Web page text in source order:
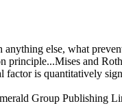
else, what
principle...Mises and
is quantitatively
Group Publishing